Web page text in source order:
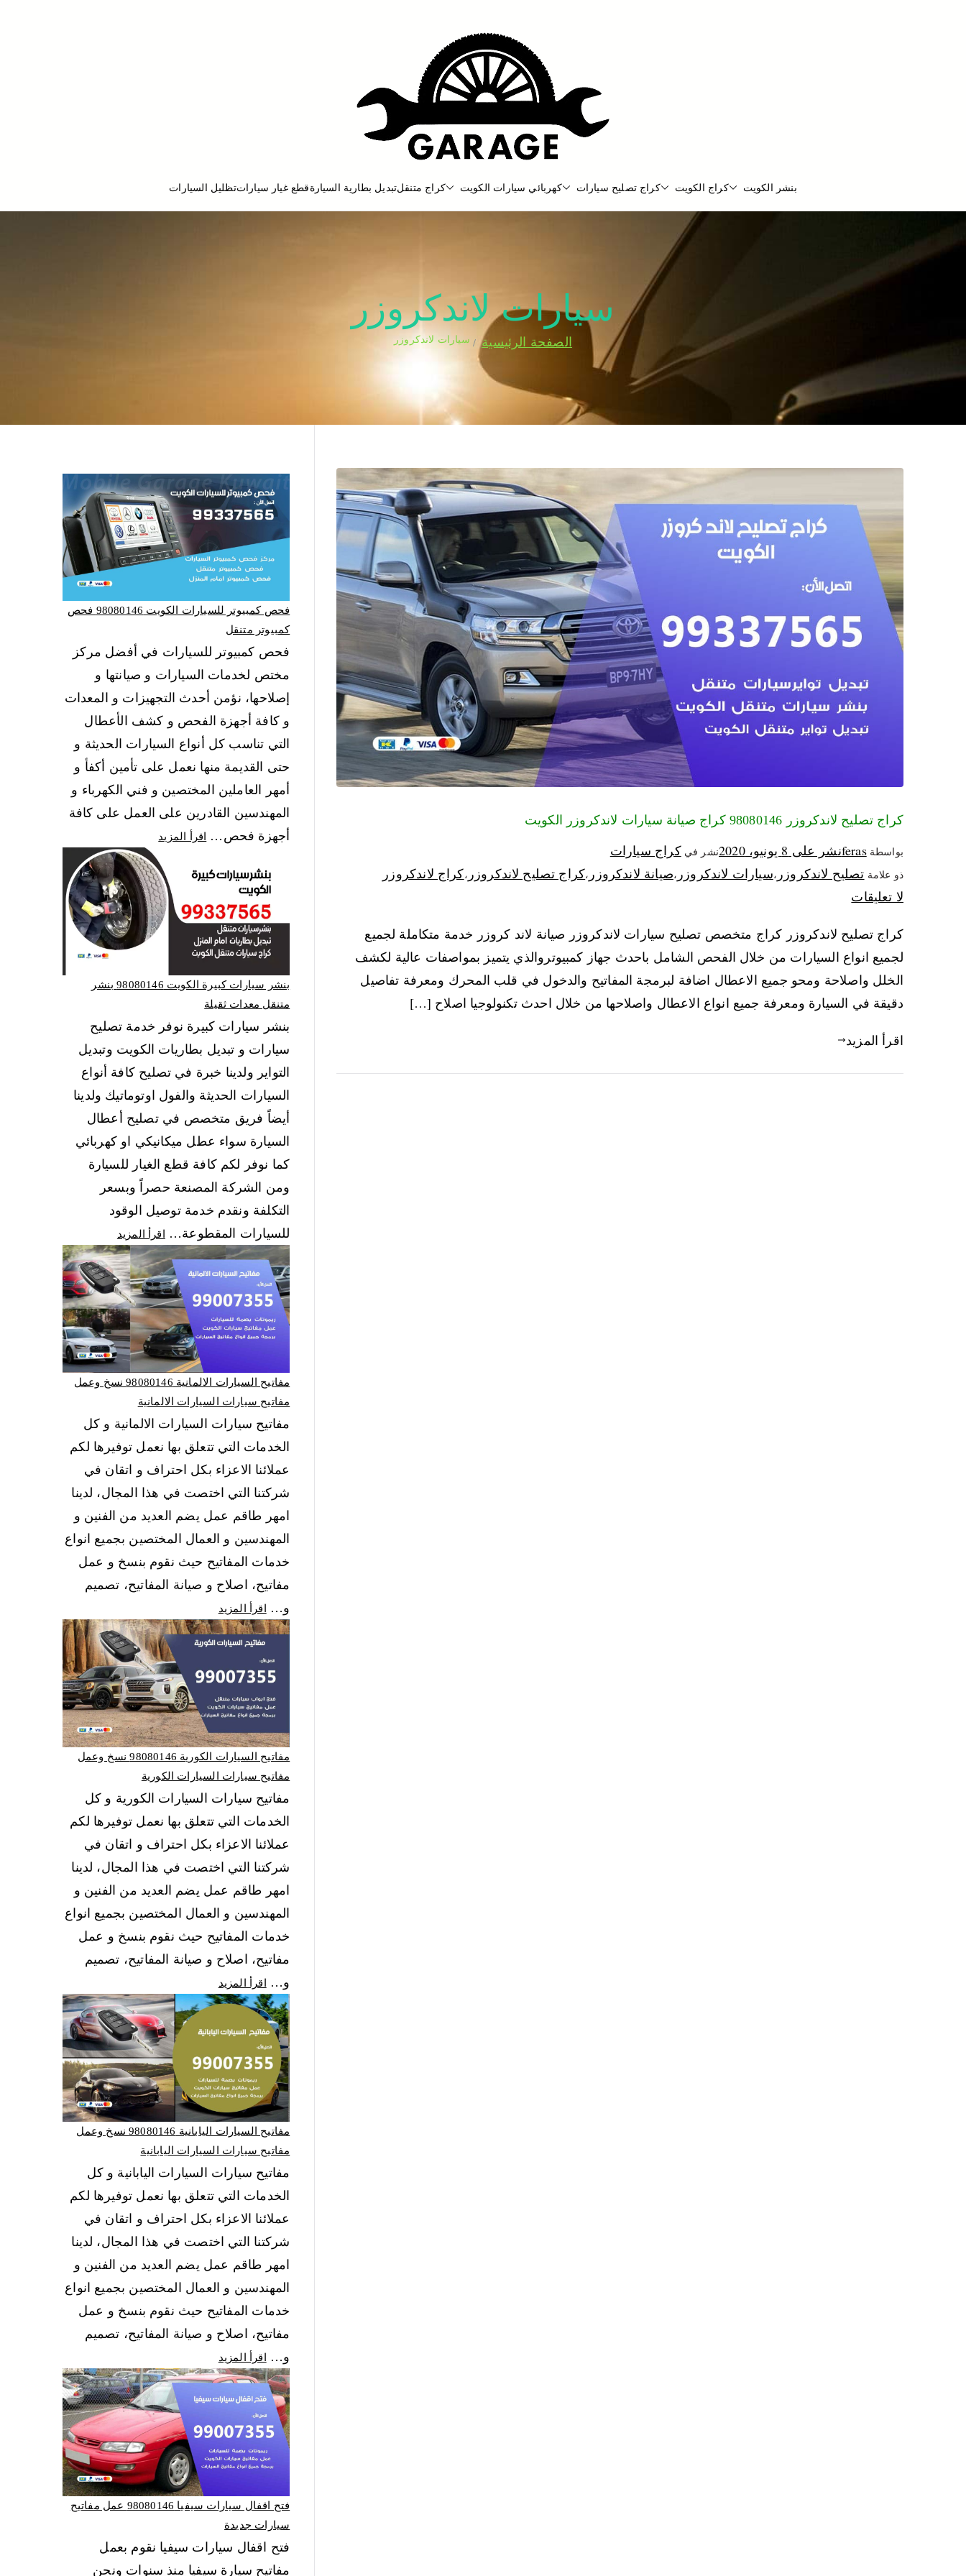
بنشر متنقل
بنشر متنقل الكويت كهرباء وبنشر كراج تصليح سيارات بنشر الكويت كراج الكويت كراج تصليح سيارات كهربائي سيارات الكويت كراج متنقلتبديل بطارية السيارةقطع غيار سياراتتظليل السيارات
سيارات لاندكروزر
الصفحة الرئيسية سيارات لاندكروزر
كراج تصليح لاندكروزر 98080146‬ كراج صيانة سيارات لاندكروزر الكويت
بواسطةferasنشر على 8 يونيو، 2020 نشر فيكراج سيارات
ذو علامة تصليح لاندكروزر ،سيارات لاندكروزر ،صيانة لاندكروزر ،كراج تصليح لاندكروزر ،كراج لاندكروزر
لا تعليقات
كراج تصليح لاندكروزر كراج متخصص تصليح سيارات لاندكروزر صيانة لاند كروزر خدمة متكاملة لجميع
لجميع انواع السيارات من خلال الفحص الشامل باحدث جهاز كمبيوتروالذي يتميز بمواصفات عالية لكشف
الخلل واصلاحة ومحو جميع الاعطال اضافة لبرمجة المفاتيح والدخول في قلب المحرك ومعرفة تفاصيل
دقيقة في السيارة ومعرفة جميع انواع الاعطال واصلاحها من خلال احدث تكنولوجيا اصلاح […]
اقرأ المزيد
فحص كمبيوتر للسيارات الكويت 98080146‬ فحص
كمبيوتر متنقل
فحص كمبيوتر للسيارات في أفضل مركز
مختص لخدمات السيارات و صيانتها و
إصلاحها، نؤمن أحدث التجهيزات و المعدات
و كافة أجهزة الفحص و كشف الأعطال
التي تناسب كل أنواع السيارات الحديثة و
حتى القديمة منها نعمل على تأمين أكفأ و
أمهر العاملين المختصين و فني الكهرباء و
المهندسين القادرين على العمل على كافة
أجهزة فحص…
اقرأ المزيد
بنشر سيارات كبيرة الكويت 98080146‬ بنشر
متنقل معدات ثقيلة
بنشر سيارات كبيرة نوفر خدمة تصليح
سيارات و تبديل بطاريات الكويت وتبديل
التواير ولدينا خبرة في تصليح كافة أنواع
السيارات الحديثة والفول اوتوماتيك ولدينا
أيضاً فريق متخصص في تصليح أعطال
السيارة سواء عطل ميكانيكي او كهربائي
كما نوفر لكم كافة قطع الغيار للسيارة
ومن الشركة المصنعة حصراً وبسعر
التكلفة ونقدم خدمة توصيل الوقود
للسيارات المقطوعة…
اقرأ المزيد
مفاتيح السيارات الالمانية 98080146‬ نسخ وعمل
مفاتيح سيارات السيارات الالمانية
مفاتيح سيارات السيارات الالمانية و كل
الخدمات التي تتعلق بها نعمل توفيرها لكم
عملائنا الاعزاء بكل احتراف و اتقان في
شركتنا التي اختصت في هذا المجال، لدينا
امهر طاقم عمل يضم العديد من الفنين و
المهندسين و العمال المختصين بجميع انواع
خدمات المفاتيح حيث نقوم بنسخ و عمل
مفاتيح، اصلاح و صيانة المفاتيح، تصميم
و…
اقرأ المزيد
مفاتيح السيارات الكورية 98080146‬ نسخ وعمل
مفاتيح سيارات السيارات الكورية
مفاتيح سيارات السيارات الكورية و كل
الخدمات التي تتعلق بها نعمل توفيرها لكم
عملائنا الاعزاء بكل احتراف و اتقان في
شركتنا التي اختصت في هذا المجال، لدينا
امهر طاقم عمل يضم العديد من الفنين و
المهندسين و العمال المختصين بجميع انواع
خدمات المفاتيح حيث نقوم بنسخ و عمل
مفاتيح، اصلاح و صيانة المفاتيح، تصميم
و…
اقرأ المزيد
مفاتيح السيارات اليابانية 98080146‬ نسخ وعمل
مفاتيح سيارات السيارات اليابانية
مفاتيح سيارات السيارات اليابانية و كل
الخدمات التي تتعلق بها نعمل توفيرها لكم
عملائنا الاعزاء بكل احتراف و اتقان في
شركتنا التي اختصت في هذا المجال، لدينا
امهر طاقم عمل يضم العديد من الفنين و
المهندسين و العمال المختصين بجميع انواع
خدمات المفاتيح حيث نقوم بنسخ و عمل
مفاتيح، اصلاح و صيانة المفاتيح، تصميم
و…
اقرأ المزيد
فتح اقفال سيارات سيفيا 98080146‬ عمل مفاتيح
سيارات جديدة
فتح اقفال سيارات سيفيا نقوم بعمل
مفاتيح سيارة سيفيا منذ سنوات ونحن